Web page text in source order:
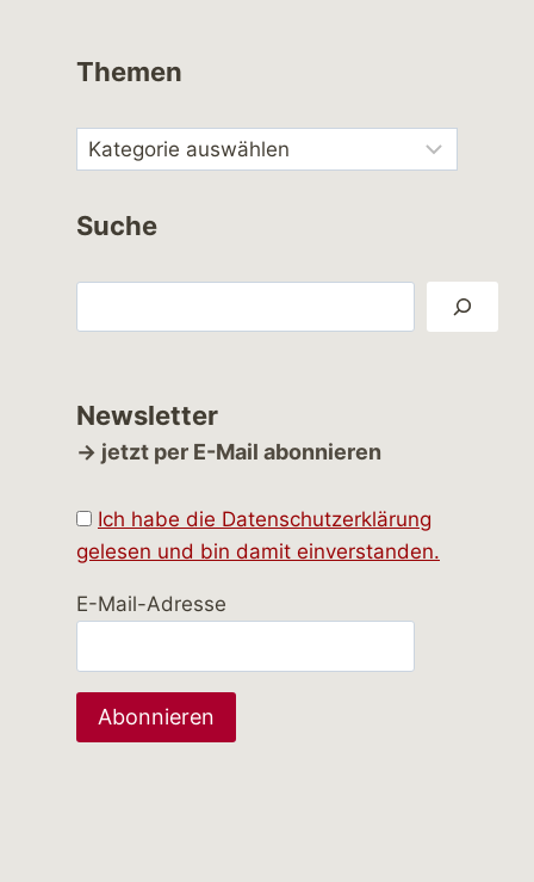
Themen
Suche
Newsletter
→ jetzt per E-Mail abonnieren
Ich habe die Datenschutzerklärung
gelesen und bin damit einverstanden.
E-Mail-Adresse